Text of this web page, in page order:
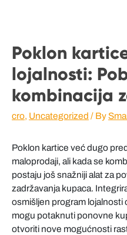
Poklon
lojalnosti:
kombinacija
cro, Uncategorized / By
Poklon kartice već dugo
maloprodaji, ali kada se
postaju još snažniji alat za
zadržavanja kupaca.
osmišljen program
mogu potaknuti ponovne
otvoriti nove mogućnosti